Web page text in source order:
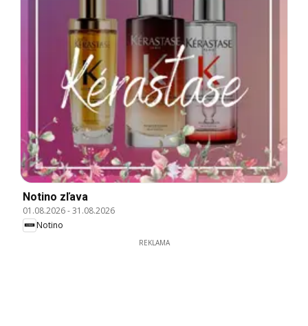
Notino zľava
01.08.2026-31.08.2026
Notino
REKLAMA